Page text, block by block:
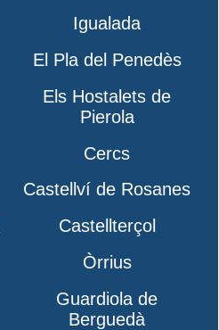
Igualada
El Pla del Penedès
Els Hostalets de
Pierola
Cercs
Castellví de Rosanes
Castellterçol
Òrrius
Guardiola de
Berguedà